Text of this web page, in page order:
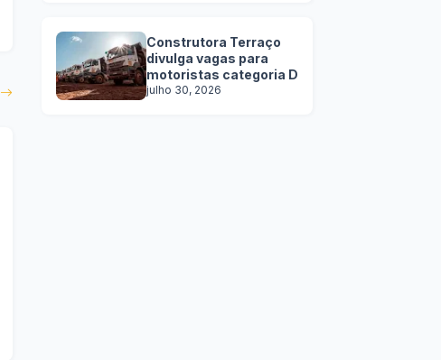
Construtora Terraço
divulga vagas para
motoristas categoria D
julho 30, 2026